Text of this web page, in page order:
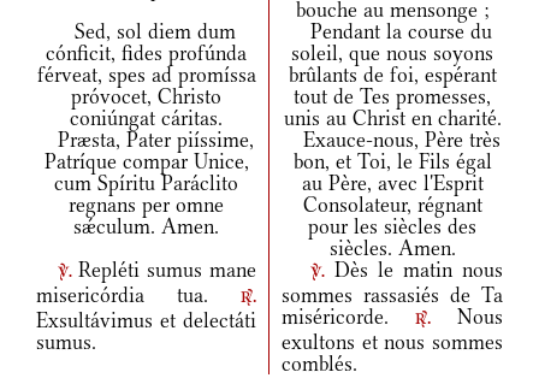
bouche au mensonge ;
Sed, sol diem dum
cónficit, fides profúnda
férveat, spes ad promíssa
próvocet, Christo
coniúngat cáritas.
Pendant la course du
soleil, que nous soyons
brûlants de foi, espérant
tout de Tes promesses,
unis au Christ en charité.
Præsta, Pater piíssime,
Patríque compar Unice,
cum Spíritu Paráclito
regnans per omne
sǽculum. Amen.
Exauce-nous, Père très
bon, et Toi, le Fils égal
au Père, avec l'Esprit
Consolateur, régnant
pour les siècles des
siècles. Amen.
v.Repléti sumus mane
misericórdia tua.
r.
Exsultávimus et delectáti
sumus.
v. Dès le matin nous
sommes rassasiés de Ta
miséricorde.
r.
Nous
exultons et nous sommes
comblés.